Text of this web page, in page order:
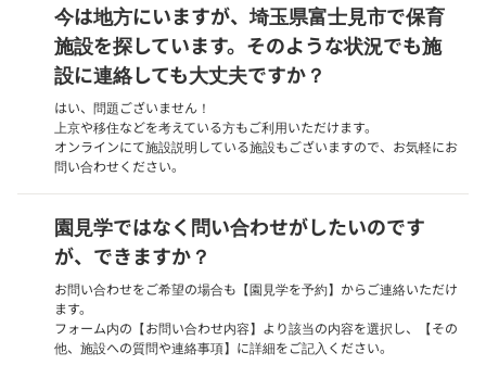
今は地方にいますが、埼玉県富士見市で保育
施設を探しています。そのような状況でも施
設に連絡しても大丈夫ですか？
はい、問題ございません！
上京や移住などを考えている方もご利用いただけます。
オンラインにて施設説明している施設もございますので、お気軽にお
問い合わせください。
園見学ではなく問い合わせがしたいのです
が、できますか？
お問い合わせをご希望の場合も【園見学を予約】からご連絡いただけ
ます。
フォーム内の【お問い合わせ内容】より該当の内容を選択し、【その
他、施設への質問や連絡事項】に詳細をご記入ください。